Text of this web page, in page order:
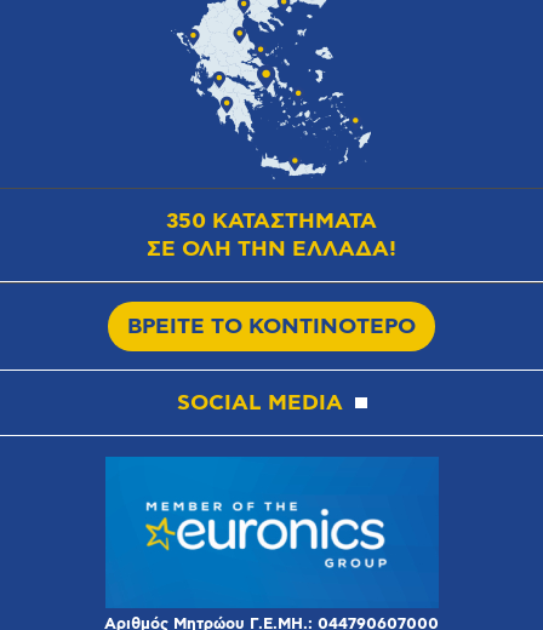
350 ΚΑΤΑΣΤΗΜΑΤΑ
ΣΕ ΟΛΗ ΤΗΝ ΕΛΛΑΔΑ!
ΒΡΕΙΤΕ ΤΟ ΚΟΝΤΙΝΟΤΕΡΟ
SOCIAL MEDIA